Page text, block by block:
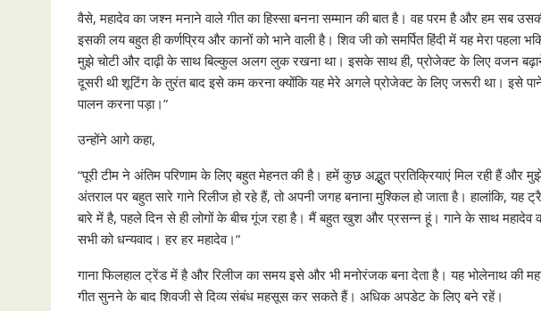
वैसे, महादेव का जश्न मनाने वाले गीत का हिस्सा बनना सम्मान की बात है। वह परम है और हम सब
इसकी लय बहुत ही कर्णप्रिय और कानों को भाने वाली है। शिव जी को समर्पित हिंदी में यह मेरा पहला
मुझे चोटी और दाढ़ी के साथ बिल्कुल अलग लुक रखना था। इसके साथ ही, प्रोजेक्ट के लिए वजन
दूसरी थी शूटिंग के तुरंत बाद इसे कम करना क्योंकि यह मेरे अगले प्रोजेक्ट के लिए जरूरी था। इसे
पालन करना पड़ा।”
उन्होंने आगे कहा,
“पूरी टीम ने अंतिम परिणाम के लिए बहुत मेहनत की है। हमें कुछ अद्भुत प्रतिक्रियाएं मिल रही हैं
अंतराल पर बहुत सारे गाने रिलीज हो रहे हैं, तो अपनी जगह बनाना मुश्किल हो जाता है। हालांकि,
बारे में है, पहले दिन से ही लोगों के बीच गूंज रहा है। मैं बहुत खुश और प्रसन्न हूं। गाने के साथ महादेव
सभी को धन्यवाद। हर हर महादेव।”
गाना फिलहाल ट्रेंड में है और रिलीज का समय इसे और भी मनोरंजक बना देता है। यह भोलेनाथ की
गीत सुनने के बाद शिवजी से दिव्य संबंध महसूस कर सकते हैं। अधिक अपडेट के लिए बने रहें।